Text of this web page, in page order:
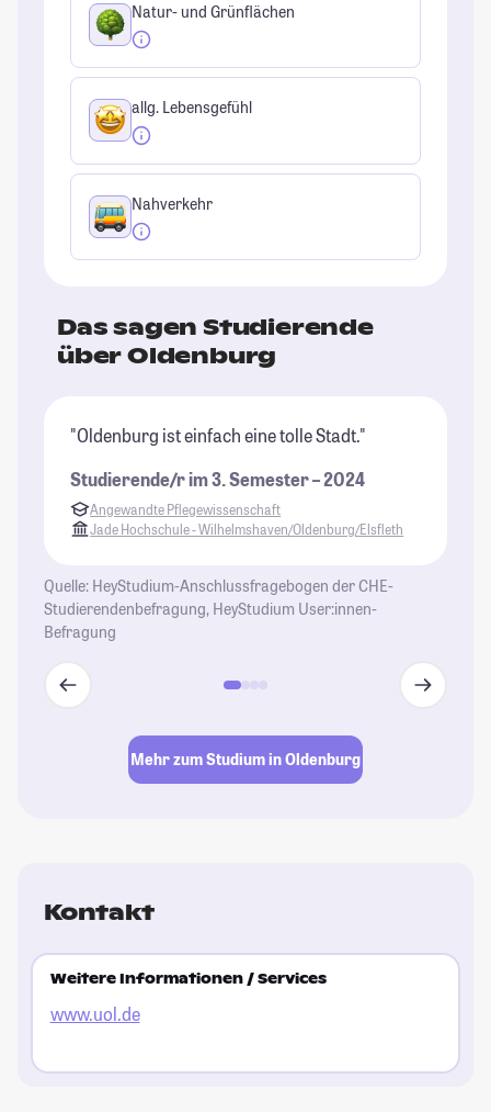
Natur- und Grünflächen
allg. Lebensgefühl
Nahverkehr
Das sagen Studierende
über Oldenburg
"Oldenburg ist einfach eine tolle Stadt."
Studierende/r im 3. Semester – 2024
Angewandte Pflegewissenschaft
Jade Hochschule - Wilhelmshaven/Oldenburg/Elsfleth
Quelle: HeyStudium-Anschlussfragebogen der CHE-
Studierendenbefragung, HeyStudium User:innen-
Befragung
Mehr zum Studium in Oldenburg
Kontakt
Weitere Informationen / Services
www.uol.de